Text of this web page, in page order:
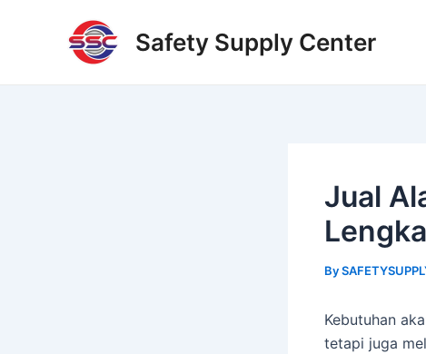
Safety Supply Center
Jual
By
Kebutuhan
tetapi juga
navigation